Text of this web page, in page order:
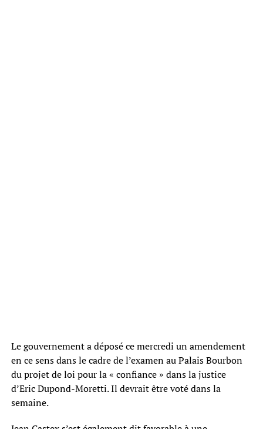
Le gouvernement a déposé ce mercredi un amendement
en ce sens dans le cadre de l’examen au Palais Bourbon
du projet de loi pour la « confiance » dans la justice
d’Eric Dupond-Moretti. Il devrait être voté dans la
semaine.